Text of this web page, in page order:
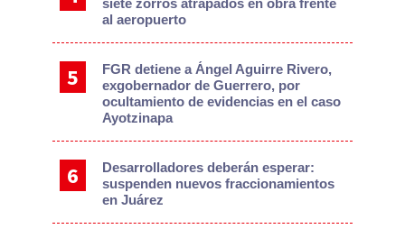
siete zorros atrapados en obra frente
al aeropuerto
FGR detiene a Ángel Aguirre Rivero,
exgobernador de Guerrero, por
ocultamiento de evidencias en el caso
Ayotzinapa
Desarrolladores deberán esperar:
suspenden nuevos fraccionamientos
en Juárez